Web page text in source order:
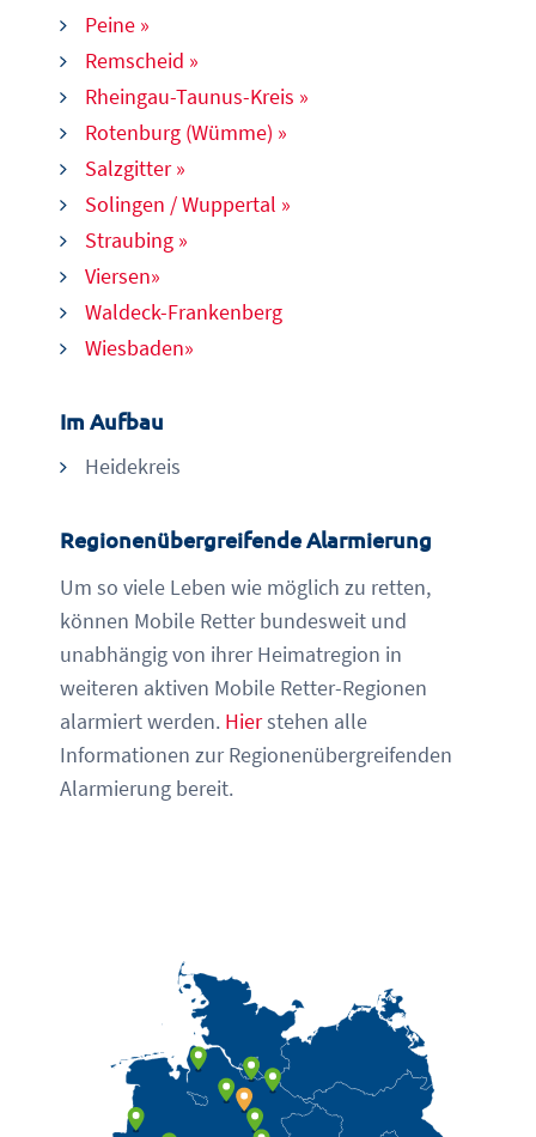
Peine »
Remscheid »
Rheingau-Taunus-Kreis »
Rotenburg (Wümme) »
Salzgitter »
Solingen / Wuppertal »
Straubing »
Viersen»
Waldeck-Frankenberg
Wiesbaden»
Im Aufbau
Heidekreis
Regionenübergreifende Alarmierung
Um so viele Leben wie möglich zu retten,
können Mobile Retter bundesweit und
unabhängig von ihrer Heimatregion in
weiteren aktiven Mobile Retter-Regionen
alarmiert werden. Hierstehen alle
Informationen zur Regionenübergreifenden
Alarmierung bereit.